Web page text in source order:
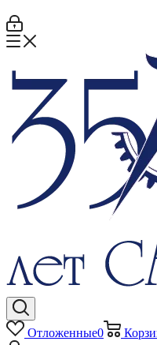
Отложенные0